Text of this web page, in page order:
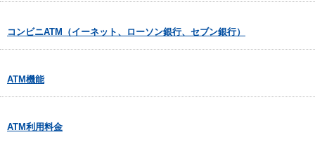
コンビニATM（イーネット、ローソン銀行、セブン銀行）
ATM機能
ATM利用料金